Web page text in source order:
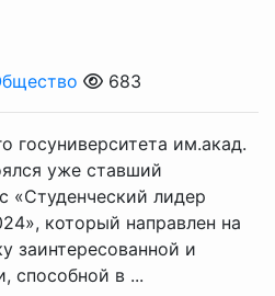
683
госуниверситета им.акад.
уже ставший
«Студенческий лидер
который направлен на
заинтересованной и
способной в ...